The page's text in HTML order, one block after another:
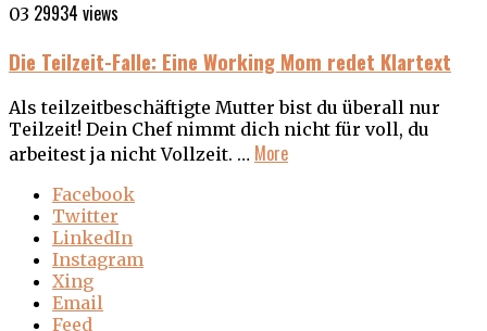
03 29934 views
Die Teilzeit-Falle: Eine Working Mom redet Klartext
Als teilzeitbeschäftigte Mutter bist du überall nur
Teilzeit! Dein Chef nimmt dich nicht für voll, du
arbeitest ja nicht Vollzeit. … More
Facebook
Twitter
LinkedIn
Instagram
Xing
Email
Feed